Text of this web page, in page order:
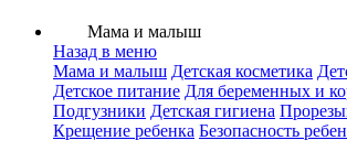
Мама и малыш
Назад в меню
Мама и малыш Детская косметика
Детское питание Для беременных и
Подгузники Детская гигиена
Крещение ребенка Безопасность